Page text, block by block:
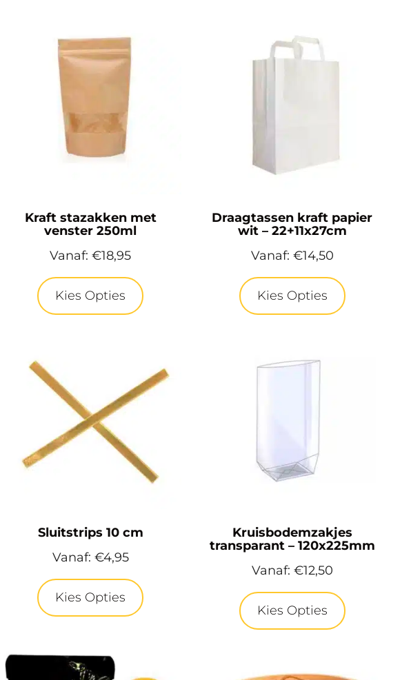
Kraft stazakken met
venster 250ml
Vanaf:€18,95
Kies Opties
Draagtassen kraft papier
wit – 22+11x27cm
Vanaf: €14,50
Kies Opties
Sluitstrips 10 cm
Vanaf: €4,95
Kies Opties
Kruisbodemzakjes
transparant – 120x225mm
Vanaf: €12,50
Kies Opties